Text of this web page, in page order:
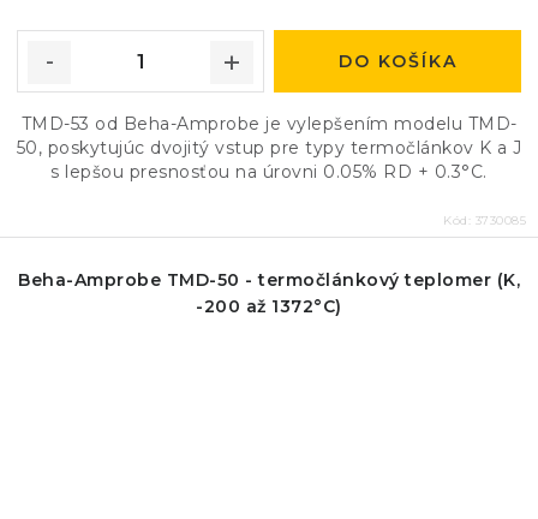
DO KOŠÍKA
TMD-53 od Beha-Amprobe je vylepšením modelu TMD-
50, poskytujúc dvojitý vstup pre typy termočlánkov K a J
s lepšou presnosťou na úrovni 0.05% RD + 0.3°C.
Kód: 3730085
Beha-Amprobe TMD-50 - termočlánkový teplomer (K,
-200 až 1372°C)